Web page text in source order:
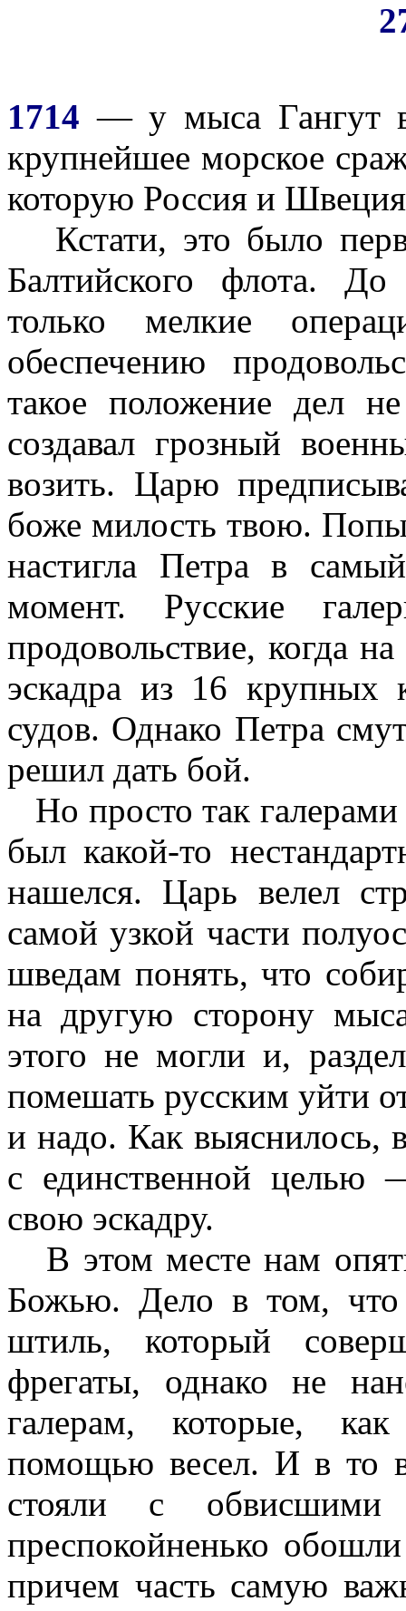
1714 — у мыса Гангут в
крупнейшее морское
которую Россия и Швеция
Кстати, это было
Балтийского флота. До
только мелкие
обеспечению
такое положение дел
создавал грозный
возить. Царю
боже милость твою.
настигла Петра в
момент. Русские
продовольствие, когда
эскадра из 16 крупных
судов. Однако Петра
решил дать бой.
Но просто так
был какой-то
нашелся. Царь велел
самой узкой части
шведам понять, что
на другую сторону
этого не могли и,
помешать русским уйти
и надо. Как выяснилось,
с единственной целью
свою эскадру.
В этом месте нам
Божью. Дело в том, что
штиль, который
фрегаты, однако не
галерам, которые,
помощью весел. И в то
стояли с обвисшими
преспокойненько
причем часть самую